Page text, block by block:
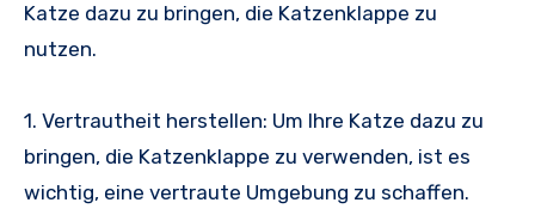
Katze dazu zu bringen, die Katzenklappe zu
nutzen.
1. Vertrautheit herstellen: Um Ihre Katze dazu zu
bringen, die Katzenklappe zu verwenden, ist es
wichtig, eine vertraute Umgebung zu schaffen.